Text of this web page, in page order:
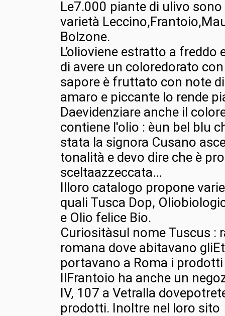
Le7.000 piante di ulivo
varietà
Bolzone.
L’olioviene estratto a
di avere un coloredorato
sapore è fruttato con note
amaro e piccante lo rende
Daevidenziare anche il
contiene l'olio : èun bel blu
stata la signora Cusano
tonalità e devo dire che è
sceltaazzeccata...
Illoro catalogo propone
quali Tusca Dop,
e Olio felice Bio.
Curiositàsul nome Tuscus :
romana dove abitavano
portavano a Roma i
IlFrantoio ha anche un
IV, 107 a Vetralla
prodotti. Inoltre nel loro sito